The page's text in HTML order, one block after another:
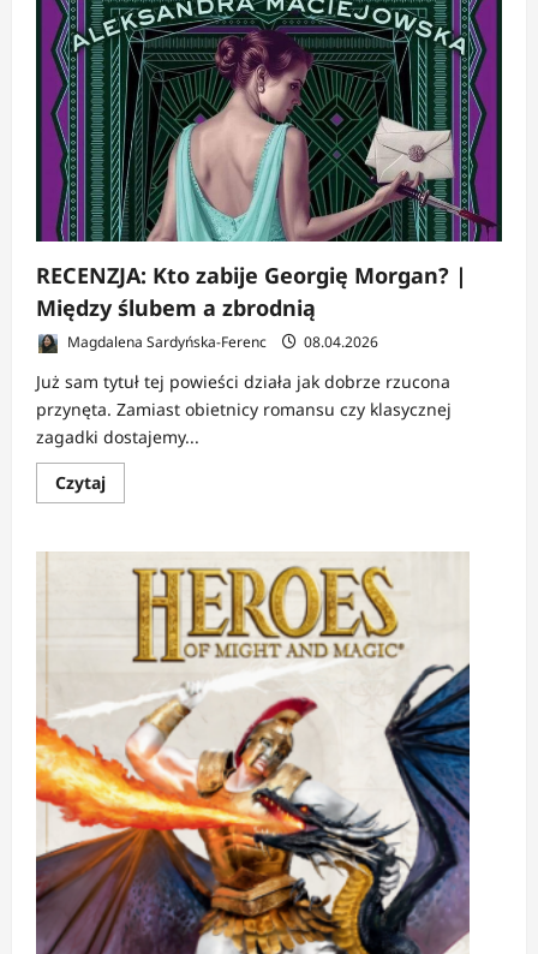
RECENZJA: Kto zabije Georgię Morgan? |
Między ślubem a zbrodnią
Magdalena Sardyńska-Ferenc 08.04.2026
Już sam tytuł tej powieści działa jak dobrze rzucona
przynęta. Zamiast obietnicy romansu czy klasycznej
zagadki dostajemy...
CzytajDowiedz
się
RECENZJA:
Kto
zabije
Georgię
Morgan?
Między
ślubem
zbrodnią